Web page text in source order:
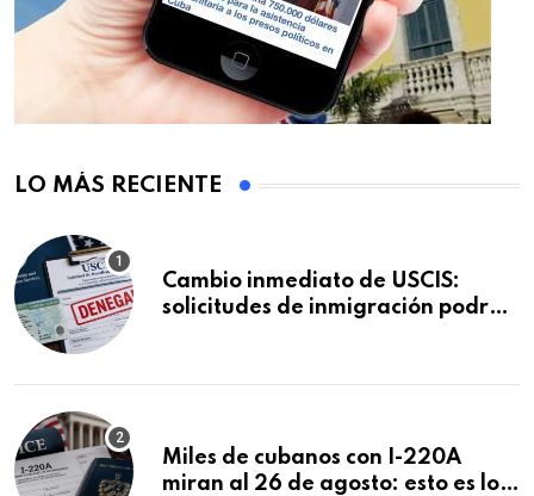
LO MÁS RECIENTE
Cambio inmediato de USCIS:
solicitudes de inmigración podrán
Miles de cubanos con I-220A
miran al 26 de agosto: esto es lo